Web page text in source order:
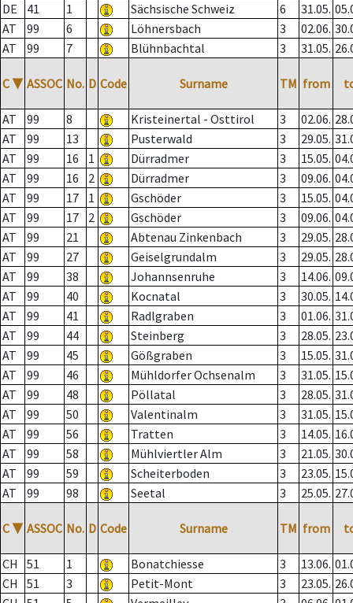
DE
41 1 Sächsische Schweiz 6 31.05.
AT
99 6 Löhnersbach 3 02.06.
AT
99 7 Blühnbachtal 3 31.05.
C ▼ ASSOC No. D Code Surname TM from
AT 99 8 Kristeinertal - Osttirol 3 02.06.
AT
99 13 Pusterwald 3 29.05.
AT
99 16 1 Dürradmer 3 15.05.
AT
99 16 2 Dürradmer 3 09.06.
AT
99 17 1 Gschöder 3 15.05.
AT
99 17 2 Gschöder 3 09.06.
AT
99 21 Abtenau Zinkenbach 3 29.05.
AT
99 27 Geiselgrundalm 3 29.05.
AT
99 38 Johannsenruhe 3 14.06.
AT
99 40 Kocnatal 3 30.05.
AT
99 41 Radlgraben 3 01.06.
AT
99 44 Steinberg 3 28.05.
AT
99 45 Gößgraben 3 15.05.
AT
99 46 Mühldorfer Ochsenalm 3 31.05.
AT
99 48 Pöllatal 3 28.05.
AT
99 50 Valentinalm 3 31.05.
AT
99 56 Tratten 3 14.05.
AT
99 58 Mühlviertler Alm 3 21.05.
AT
99 59 Scheiterboden 3 23.05.
AT
99 98 Seetal 3 25.05.
C ▼ ASSOC No. D Code Surname TM from
CH 51 1 Bonatchiesse 3 13.06.
CH
51 3 Petit-Mont 3 23.05.